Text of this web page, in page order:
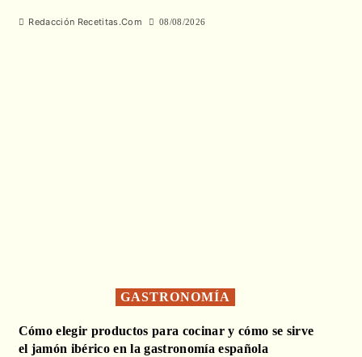
Redacción Recetitas.Com 08/08/2026
GASTRONOMÍA
Cómo elegir productos para cocinar y cómo se sirve
el jamón ibérico en la gastronomía española